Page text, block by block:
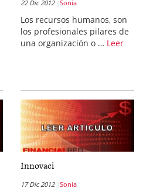
22 Dic 2012 Sonia
Los recursos humanos, son
los profesionales pilares de
una organización o … Leer
Innovaci
17 Dic 2012 Sonia